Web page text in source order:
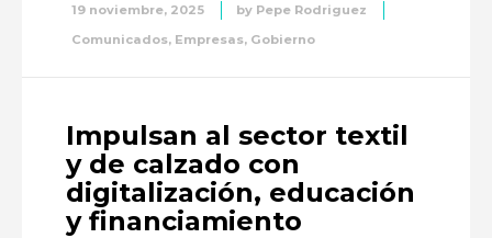
19 noviembre, 2025 by Pepe Rodriguez
Comunicados, Empresas, Gobierno
Impulsan al sector textil
y de calzado con
digitalización, educación
y financiamiento